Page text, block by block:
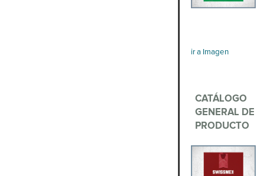
ir a Imagen
CATÁLOGO
GENERAL DE
PRODUCTO